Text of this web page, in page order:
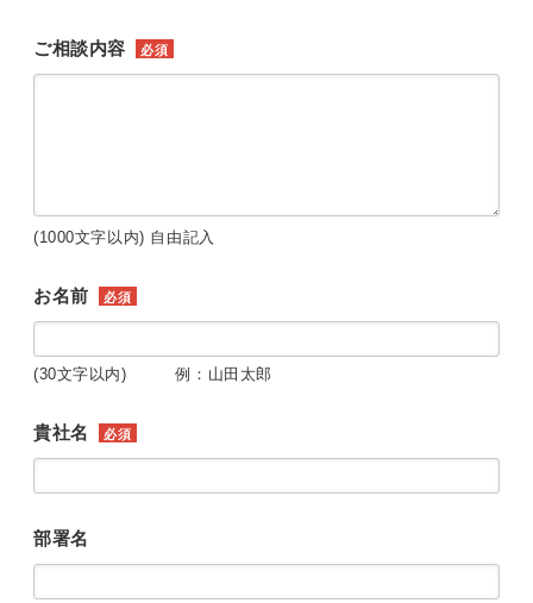
ご相談内容 必須
(1000文字以内) 自由記入
お名前 必須
(30文字以内) 例：山田太郎
貴社名 必須
部署名